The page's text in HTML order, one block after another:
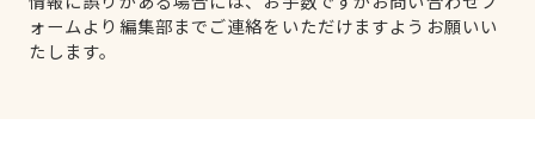
ォームより編集部までご連絡をいただけますようお願いい
たします。